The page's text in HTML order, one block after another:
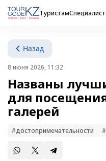
Туристам
Назад
8 июня 2026, 11:32
Названы
для
галерей
#достопримечательности